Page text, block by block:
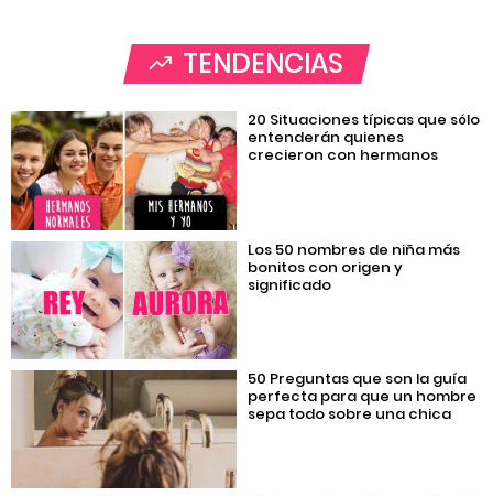
TENDENCIAS
20 Situaciones típicas que sólo
entenderán quienes
crecieron con hermanos
Los 50 nombres de niña más
bonitos con origen y
significado
50 Preguntas que son la guía
perfecta para que un hombre
sepa todo sobre una chica